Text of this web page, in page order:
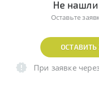
Не нашли
Оставьте
При заявке